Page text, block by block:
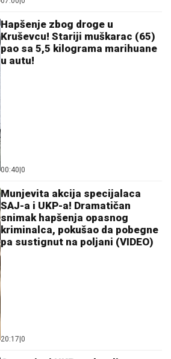
Hapšenje zbog droge u
Kruševcu! Stariji muškarac (65)
pao sa 5,5 kilograma marihuane
u autu!
00:40 0
Munjevita akcija specijalaca
SAJ-a i UKP-a! Dramatičan
snimak hapšenja opasnog
kriminalca, pokušao da pobegne
pa sustignut na poljani (VIDEO)
20:17 0